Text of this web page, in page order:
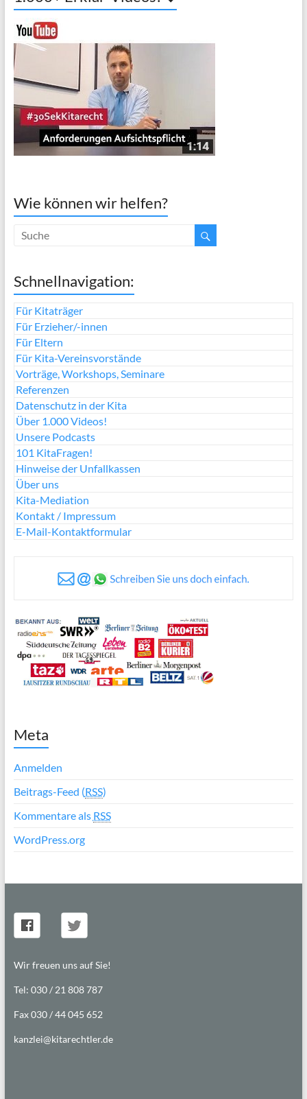
Wie können wir helfen?
Schnellnavigation:
Für Kitaträger
Für Erzieher/-innen
Für Eltern
Für Kita-Vereinsvorstände
Vorträge, Workshops, Seminare
Referenzen
Datenschutz in der Kita
Über 1.000 Videos!
Unsere Podcasts
101 KitaFragen!
Hinweise der Unfallkassen
Über uns
Kita-Mediation
Kontakt / Impressum
E-Mail-Kontaktformular
Meta
Anmelden
Beitrags-Feed (RSS)
Kommentare als RSS
WordPress.org
Wir freuen uns auf Sie!
Tel: 030 / 21 808 787
Fax 030 / 44 045 652
kanzlei@kitarechtler.de